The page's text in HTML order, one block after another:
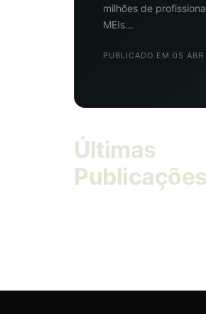
milhões de
MEIs…
PUBLICADO EM 05
Últimas
Publicações